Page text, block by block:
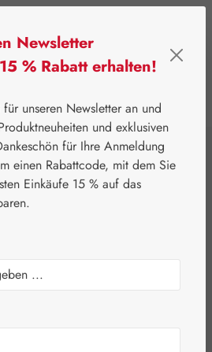
Aminosäuren
Isoleucin
GPH
Newsletter
% Rabatt erhalten!
unseren Newsletter an und
und exklusiven
für Ihre Anmeldung
einen Rabattcode, mit dem Sie
Einkäufe 15 % auf das